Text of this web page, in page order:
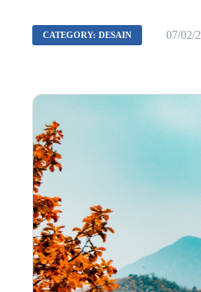
CATEGORY: DESAIN 07/02/